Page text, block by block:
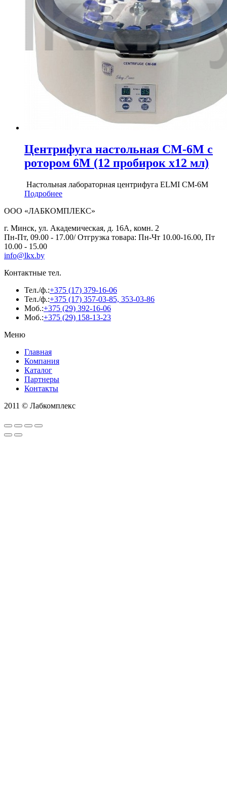
Центрифуга настольная СМ-6М с
ротором 6М (12 пробирок х12 мл)
Настольная лабораторная центрифуга ELMI СМ-6М
Подробнее
ООО «ЛАБКОМПЛЕКС»
г. Минск, ул. Академическая, д. 16А, комн. 2
Пн-Пт, 09.00 - 17.00/ Отгрузка товара: Пн-Чт 10.00-16.00, Пт
10.00 - 15.00
info@lkx.by
Контактные тел.
Тел./ф.:+375 (17) 379-16-06
Тел./ф.:+375 (17) 357-03-85, 353-03-86
Моб.:+375 (29) 392-16-06
Моб.:+375 (29) 158-13-23
Меню
Главная
Компания
Каталог
Партнеры
Контакты
2011 © Лабкомплекс